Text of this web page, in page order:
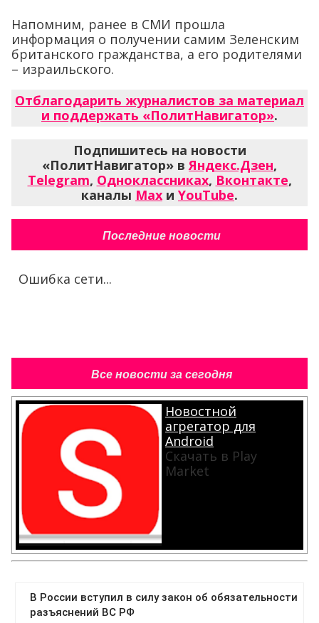
Напомним, ранее в СМИ прошла
информация о получении самим Зеленским
британского гражданства, а его родителями
– израильского.
Отблагодарить журналистов за материал
и поддержать «ПолитНавигатор».
Подпишитесь на новости
«ПолитНавигатор» вЯндекс.Дзен,
Telegram, Одноклассниках, Вконтакте,
каналы Max и YouTube.
Последние новости
Ошибка сети...
Все новости за сегодня
Новостной
агрегатор для
Android
Скачать в Play
Market